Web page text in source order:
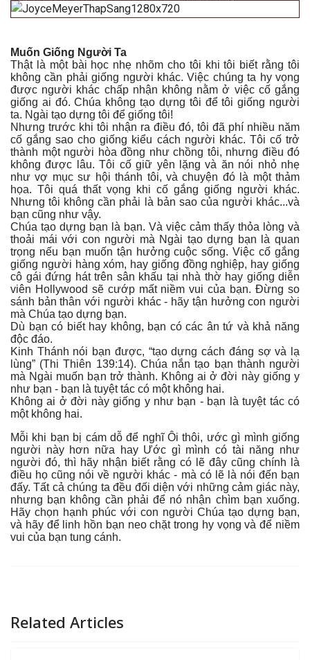
Muốn Giống Người Ta
Thật là một bài học nhẹ nhõm cho tôi khi tôi biết rằng tôi
không cần phải giống người khác. Việc chúng ta hy vọng
được người khác chấp nhận không nằm ở việc cố gắng
giống ai đó. Chúa không tạo dựng tôi để tôi giống người
ta. Ngài tạo dựng tôi để giống tôi!
Nhưng trước khi tôi nhận ra điều đó, tôi đã phí nhiều năm
cố gắng sao cho giống kiểu cách người khác. Tôi cố trở
thành một người hòa đồng như chồng tôi, nhưng điều đó
không được lâu. Tôi cố giữ yên lặng và ăn nói nhỏ nhẹ
như vợ mục sư hội thánh tôi, và chuyện đó là một thảm
họa. Tôi quá thất vọng khi cố gắng giống người khác.
Nhưng tôi không cần phải là bản sao của người khác...và
bạn cũng như vậy.
Chúa tạo dựng bạn là bạn. Và việc cảm thấy thỏa lòng và
thoải mái với con người mà Ngài tạo dựng bạn là quan
trọng nếu bạn muốn tận hưởng cuộc sống. Việc cố gắng
giống người hàng xóm, hay giống đồng nghiệp, hay giống
cô gái đứng hát trên sân khấu tại nhà thờ hay giống diễn
viên Hollywood sẽ cướp mất niềm vui của bạn. Đừng so
sánh bản thân với người khác - hãy tận hưởng con người
mà Chúa tạo dựng bạn.
Dù bạn có biết hay không, bạn có các ân tứ và khả năng
độc đáo.
Kinh Thánh nói bạn được, “tạo dựng cách đáng sợ và lạ
lùng” (Thi Thiên 139:14). Chúa nắn tạo bạn thành người
mà Ngài muốn bạn trở thành. Không ai ở đời này giống y
như bạn - bạn là tuyệt tác có một không hai.
Không ai ở đời này giống y như bạn - bạn là tuyệt tác có
một không hai.
Mỗi khi bạn bị cám dỗ để nghĩ Ôi thôi, ước gì mình giống
người này hơn nữa hay Ước gì mình có tài năng như
người đó, thì hãy nhận biết rằng có lẽ đây cũng chính là
điều họ cũng nói về người khác - mà có lẽ là nói đến bạn
đấy. Tất cả chúng ta đều đối diện với những cảm giác này,
nhưng bạn không cần phải để nó nhận chìm bạn xuống.
Hãy chọn hạnh phúc với con người Chúa tạo dựng bạn,
và hãy để linh hồn bạn neo chặt trong hy vọng và để niềm
vui của bạn tung cánh.
Related Articles